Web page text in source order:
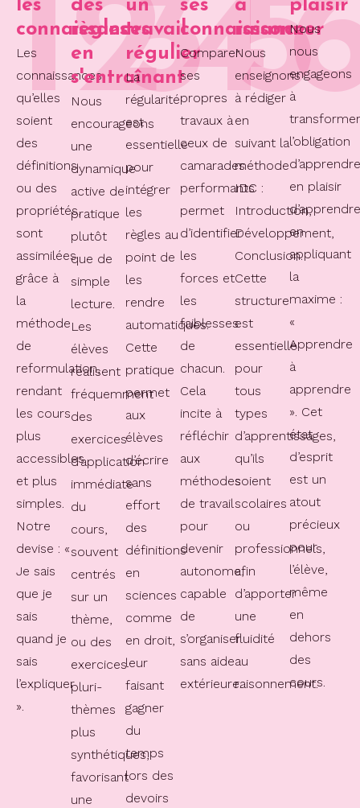
les
connaissances
Les
connaissances,
qu’elles
soient
des
définitions
ou des
propriétés,
sont
assimilées
grâce à
la
méthode
de
reformulation,
rendant
les cours
plus
accessibles
et plus
simples.
Notre
devise : «
Je sais
que je
sais
quand je
sais
l’expliquer
».
1des
règles
en
s'entraînant
Nous
encourageons
une
dynamique
active de
pratique
plutôt
que de
simple
lecture.
Les
élèves
réalisent
fréquemment
des
exercices
d’application
immédiate
du
cours,
souvent
centrés
sur un
thème,
ou des
exercices
pluri-
thèmes
plus
synthétiques,
favorisant
une
2
un
travail
régulier
La
régularité
est
essentielle
pour
intégrer
les
règles au
point de
les
rendre
automatiques.
Cette
pratique
permet
aux
élèves
d’écrire
sans
effort
des
définitions
en
sciences
comme
en droit,
leur
faisant
gagner
du
temps
lors des
devoirs
3
ses
connaissances
Comparer
ses
propres
travaux à
ceux de
camarades
performants
permet
d’identifier
les
forces et
les
faiblesses
de
chacun.
Cela
incite à
réfléchir
aux
méthodes
de travail
pour
devenir
autonome,
capable
de
s’organiser
sans aide
extérieure.
4
à
raisonner
Nous
enseignons
à rédiger
en
suivant la
méthode
IDC :
Introduction,
Développement,
Conclusion.
Cette
structure
est
essentielle
pour
tous
types
d’apprentissages,
qu’ils
soient
scolaires
ou
professionnels,
afin
d’apporter
une
fluidité
au
raisonnement.
5plaisir
Nous
nous
engageons
à
transformer
l’obligation
d’apprendre
en plaisir
d’apprendre
en
appliquant
la
maxime :
«
Apprendre
à
apprendre
». Cet
état
d’esprit
est un
atout
précieux
pour
l’élève,
même
en
dehors
des
cours.